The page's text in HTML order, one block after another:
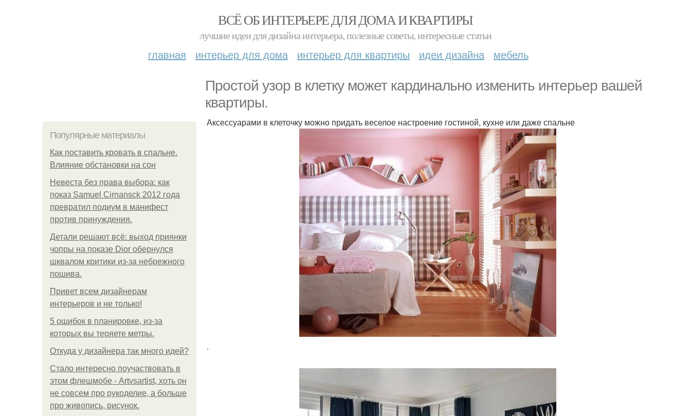
ВСЁ ОБ ИНТЕРЬЕРЕ ДЛЯ ДОМА И КВАРТИРЫ
лучшие идеи для дизайна интерьера, полезные советы, интересные статьи
главная интерьер для дома интерьер для квартиры идеи дизайна мебель
Простой узор в клетку может кардинально изменить интерьер вашей
квартиры.
Популярные материалы
Как поставить кровать в спальне.
Влияние обстановки на сон
Невеста без права выбора: как
показ Samuel Cirnansck 2012 года
превратил подиум в манифест
против принуждения.
Детали решают всё: выход приянки
чопры на показе Dior обернулся
шквалом критики из-за небрежного
пошива.
Привет всем дизайнерам
интерьеров и не только!
5 ошибок в планировке, из-за
которых вы теряете метры.
Откуда у дизайнера так много идей?
Стало интересно поучаствовать в
этом флешмобе - Artvsartist, хоть он
не совсем про рукоделие, а больше
про живопись, рисунок.
Аксессуарами в клеточку можно придать веселое настроение гостиной, кухне или даже спальне
.